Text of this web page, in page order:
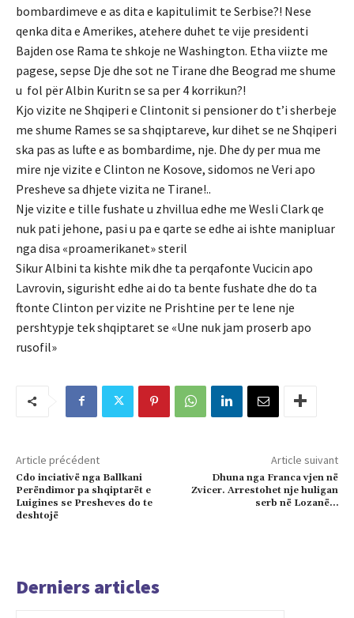
bombardimeve e as dita e kapitulimit te Serbise?! Nese
qenka dita e Amerikes, atehere duhet te vije presidenti
Bajden ose Rama te shkoje ne Washington. Etha viizte me
pagese, sepse Dje dhe sot ne Tirane dhe Beograd me shume
u fol për Albin Kuritn se sa per 4 korrikun?!
Kjo vizite ne Shqiperi e Clintonit si pensioner do t’i sherbeje
me shume Rames se sa shqiptareve, kur dihet se ne Shqiperi
ska pas as lufte e as bombardime, nje. Dhe dy per mua me
mire nje vizite e Clinton ne Kosove, sidomos ne Veri apo
Presheve sa dhjete vizita ne Tirane!..
Nje vizite e tille fushate u zhvillua edhe me Wesli Clark qe
nuk pati jehone, pasi u pa e qarte se edhe ai ishte manipluar
nga disa «proamerikanet» steril
Sikur Albini ta kishte mik dhe ta perqafonte Vucicin apo
Lavrovin, sigurisht edhe ai do ta bente fushate dhe do ta
ftonte Clinton per vizite ne Prishtine per te lene nje
pershtypje tek shqiptaret se «Une nuk jam proserb apo
rusofil»
Article précédent
Cdo inciativë nga Ballkani
Perëndimor pa shqiptarët e
Luigines se Presheves do te
deshtojë
Article suivant
Dhuna nga Franca vjen në
Zvicer. Arrestohet nje huligan
serb në Lozanë…
Derniers articles